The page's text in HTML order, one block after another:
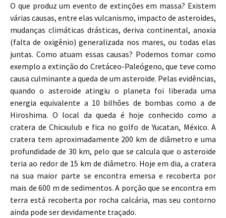
O que produz um evento de extinções em massa? Existem
várias causas, entre elas vulcanismo, impacto de asteroides,
mudanças climáticas drásticas, deriva continental, anoxia
(falta de oxigênio) generalizada nos mares, ou todas elas
juntas. Como atuam essas causas? Podemos tomar como
exemplo a extinção do Cretáceo-Paleógeno, que teve como
causa culminante a queda de um asteroide. Pelas evidências,
quando o asteroide atingiu o planeta foi liberada uma
energia equivalente a 10 bilhões de bombas como a de
Hiroshima. O local da queda é hoje conhecido como a
cratera de Chicxulub e fica no golfo de Yucatan, México. A
cratera tem aproximadamente 200 km de diâmetro e uma
profundidade de 30 km, pelo que se calcula que o asteroide
teria ao redor de 15 km de diâmetro. Hoje em dia, a cratera
na sua maior parte se encontra emersa e recoberta por
mais de 600 m de sedimentos. A porção que se encontra em
terra está recoberta por rocha calcária, mas seu contorno
ainda pode ser devidamente traçado.